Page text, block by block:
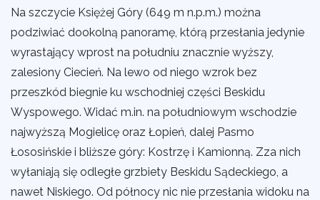
Na szczycie Księżej Góry (649 m n.p.m.) można
podziwiać dookolną panoramę, którą przesłania jedynie
wyrastający wprost na południu znacznie wyższy,
zalesiony Ciecień. Na lewo od niego wzrok bez
przeszkód biegnie ku wschodniej części Beskidu
Wyspowego. Widać m.in. na południowym wschodzie
najwyższą Mogielicę oraz Łopień, dalej Pasmo
Łososińskie i bliższe góry: Kostrzę i Kamionną. Zza nich
wyłaniają się odległe grzbiety Beskidu Sądeckiego, a
nawet Niskiego. Od północy nic nie przesłania widoku na